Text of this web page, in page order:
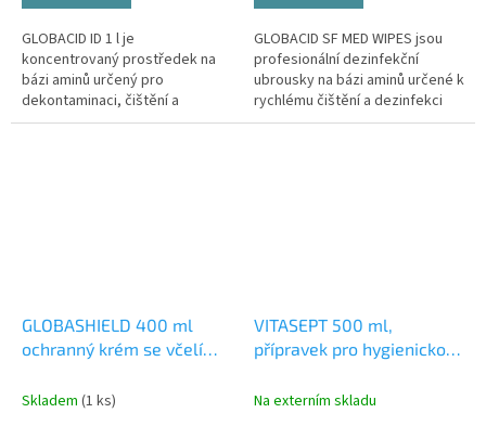
GLOBACID ID 1 l je
koncentrovaný prostředek na
bázi aminů určený pro
dekontaminaci, čištění a
dezinfekci lékařského
GLOBACID SF MED WIPES jsou
profesionální dezinfekční
ubrousky na bázi aminů určené k
rychlému čištění a dezinfekci
povrchů zdravotnických
GLOBASHIELD 400 ml
ochranný krém se včelím
brusinek, dávkovací
Skladem (1 ks)
VITASEPT 500 ml,
přípravek pro hygienickou
rukoudezinfekční
Na externím skladu